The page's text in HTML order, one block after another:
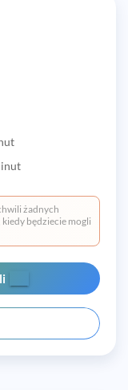
żadnych
będziecie mogli